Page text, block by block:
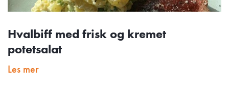
Hvalbiff med frisk og kremet
potetsalat
Les mer